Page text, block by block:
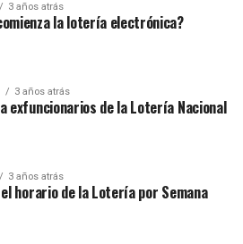
3 años atrás
la lotería electrónica?
3 años atrás
exfuncionarios de la Lotería Nacional
3 años atrás
horario de la Lotería por Semana